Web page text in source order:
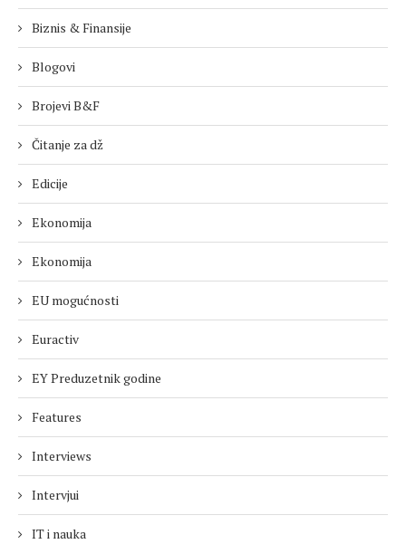
Biznis & Finansije
Blogovi
Brojevi B&F
Čitanje za dž
Edicije
Ekonomija
Ekonomija
EU mogućnosti
Euractiv
EY Preduzetnik godine
Features
Interviews
Intervjui
IT i nauka